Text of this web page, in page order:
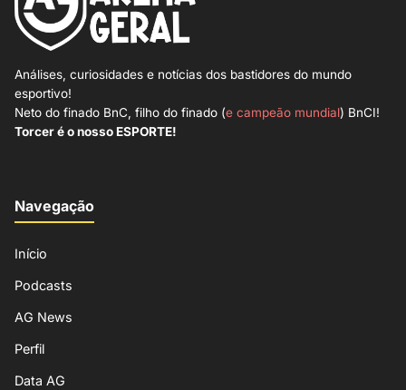
Análises, curiosidades e notícias dos bastidores do mundo
esportivo!
Neto do finado BnC, filho do finado (e campeão mundial) BnCI!
Torcer é o nosso ESPORTE!
Navegação
Início
Podcasts
AG News
Perfil
Data AG